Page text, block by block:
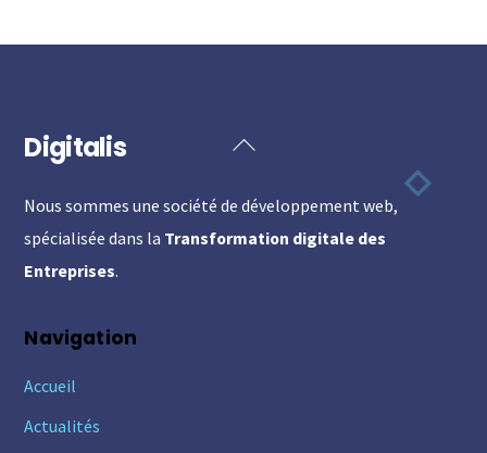
Back
Top
Digitalis
Nous sommes une société de développement web,
spécialisée dans la Transformation digitale des
Entreprises.
Navigation
Accueil
Actualités